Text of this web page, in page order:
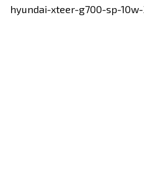
hyundai-xteer-g700-sp-